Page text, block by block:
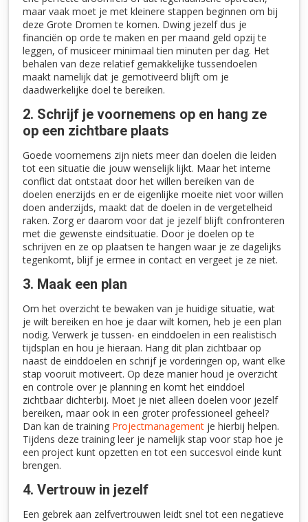
maar vaak moet je met kleinere stappen beginnen om bij
deze Grote Dromen te komen. Dwing jezelf dus je
financiën op orde te maken en per maand geld opzij te
leggen, of musiceer minimaal tien minuten per dag. Het
behalen van deze relatief gemakkelijke tussendoelen
maakt namelijk dat je gemotiveerd blijft om je
daadwerkelijke doel te bereiken.
2. Schrijf je voornemens op en hang ze
op een zichtbare plaats
Goede voornemens zijn niets meer dan doelen die leiden
tot een situatie die jouw wenselijk lijkt. Maar het interne
conflict dat ontstaat door het willen bereiken van de
doelen enerzijds en er de eigenlijke moeite niet voor willen
doen anderzijds, maakt dat de doelen in de vergetelheid
raken. Zorg er daarom voor dat je jezelf blijft confronteren
met die gewenste eindsituatie. Door je doelen op te
schrijven en ze op plaatsen te hangen waar je ze dagelijks
tegenkomt, blijf je ermee in contact en vergeet je ze niet.
3. Maak een plan
Om het overzicht te bewaken van je huidige situatie, wat
je wilt bereiken en hoe je daar wilt komen, heb je een plan
nodig. Verwerk je tussen- en einddoelen in een realistisch
tijdsplan en hou je hieraan. Hang dit plan zichtbaar op
naast de einddoelen en schrijf je vorderingen op, want elke
stap vooruit motiveert. Op deze manier houd je overzicht
en controle over je planning en komt het einddoel
zichtbaar dichterbij. Moet je niet alleen doelen voor jezelf
bereiken, maar ook in een groter professioneel geheel?
Dan kan de training Projectmanagement je hierbij helpen.
Tijdens deze training leer je namelijk stap voor stap hoe je
een project kunt opzetten en tot een succesvol einde kunt
brengen.
4. Vertrouw in jezelf
Een gebrek aan zelfvertrouwen leidt snel tot een negatieve